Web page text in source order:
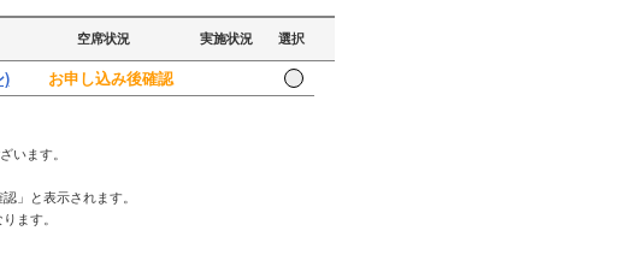
空席状況 実施状況 選択
) お申し込み後確認
います。
」と表示されます。
ます。